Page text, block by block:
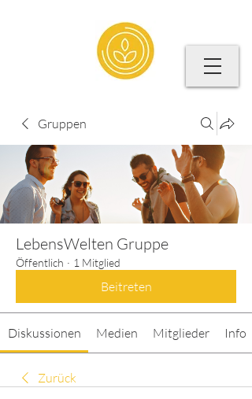
Gruppen
LebensWelten Gruppe
Öffentlich · 1 Mitglied
Beitreten
Diskussionen Medien Mitglieder Info
Zurück